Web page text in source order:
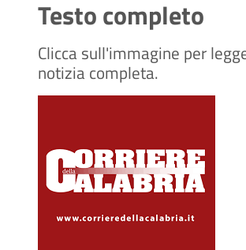
Testo completo
Clicca sull'immagine per
notizia completa.